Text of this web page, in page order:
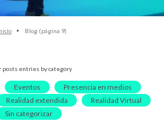
Blog (página 9)
posts entries by category
Eventos
Presencia en medios
Realidad extendida
Realidad Virtual
Sin categorizar